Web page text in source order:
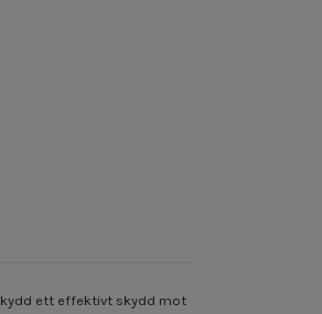
ett effektivt skydd mot